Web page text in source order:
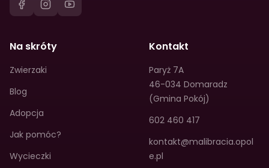
Na skróty
Zwierzaki
Blog
Adopcja
Jak pomóc?
Wycieczki
Kontakt
Paryż 7A
46-034 Domaradz
(Gmina Pokój)
602 460 417
kontakt@malibracia.opol
e.pl